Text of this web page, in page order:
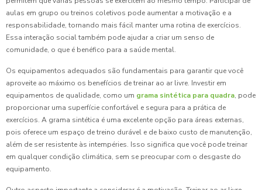
aulas em grupo ou treinos coletivos pode aumentar a motivação e a
responsabilidade, tornando mais fácil manter uma rotina de exercícios.
Essa interação social também pode ajudar a criar um senso de
comunidade, o que é benéfico para a saúde mental.
Os equipamentos adequados são fundamentais para garantir que você
aproveite ao máximo os benefícios de treinar ao ar livre. Investir em
equipamentos de qualidade, como um grama sintética para quadra, pode
proporcionar uma superfície confortável e segura para a prática de
exercícios. A grama sintética é uma excelente opção para áreas externas,
pois oferece um espaço de treino durável e de baixo custo de manutenção,
além de ser resistente às intempéries. Isso significa que você pode treinar
em qualquer condição climática, sem se preocupar com o desgaste do
equipamento.